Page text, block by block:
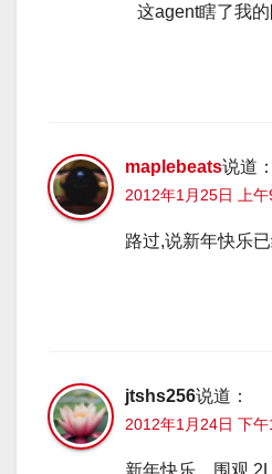
这agent瞎了我
maplebeats说道：
2012年1月25日 上午
路过,说新年快乐
jtshs256说道：
2012年1月24日 下
新年快乐，围观